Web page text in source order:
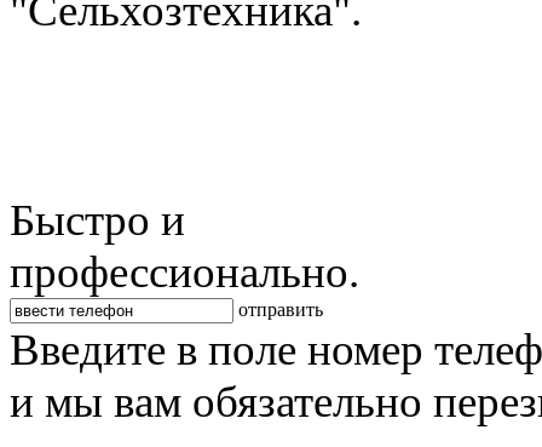
"Сельхозтехника".
Быстро и
профессионально.
отправить
Введите в поле номер
и мы вам обязательно